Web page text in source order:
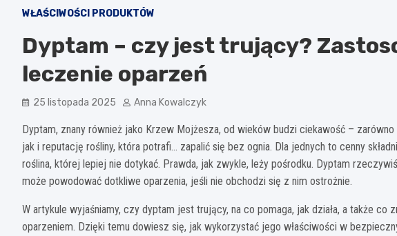
WŁAŚCIWOŚCI PRODUKTÓW
Dyptam – czy jest trujący?
leczenie oparzeń
25 listopada 2025 Anna Kowalczyk
Dyptam, znany również jako Krzew Mojżesza, od wieków budzi ciekawość –
jak i reputację rośliny, która potrafi… zapalić się bez ognia. Dla jednych to cenny
roślina, której lepiej nie dotykać. Prawda, jak zwykle, leży pośrodku. Dyptam
może powodować dotkliwe oparzenia, jeśli nie obchodzi się z nim ostrożnie.
W artykule wyjaśniamy, czy dyptam jest trujący, na co pomaga, jak działa, a także co
oparzeniem. Dzięki temu dowiesz się, jak wykorzystać jego właściwości w